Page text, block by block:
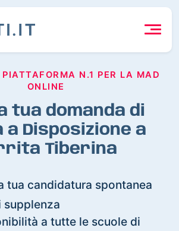
N.1 PER LA MAD
ONLINE
tua domanda di
a Disposizione a
Tiberina
tua candidatura spontanea
supplenza
a tutte le scuole di